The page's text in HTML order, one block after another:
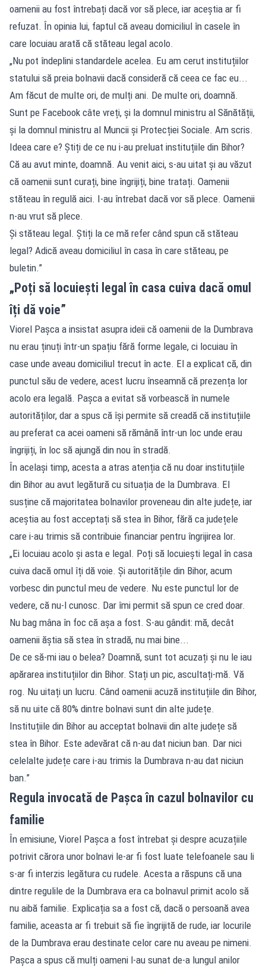
oamenii au fost întrebați dacă vor să plece, iar aceștia ar fi
refuzat. În opinia lui, faptul că aveau domiciliul în casele în
care locuiau arată că stăteau legal acolo.
„Nu pot îndeplini standardele acelea. Eu am cerut instituțiilor
statului să preia bolnavii dacă consideră că ceea ce fac eu...
Am făcut de multe ori, de mulți ani. De multe ori, doamnă.
Sunt pe Facebook câte vreți, și la domnul ministru al Sănătății,
și la domnul ministru al Muncii și Protecției Sociale. Am scris.
Ideea care e? Știți de ce nu i-au preluat instituțiile din Bihor?
Că au avut minte, doamnă. Au venit aici, s-au uitat și au văzut
că oamenii sunt curați, bine îngrijiți, bine tratați. Oamenii
stăteau în regulă aici. I-au întrebat dacă vor să plece. Oamenii
n-au vrut să plece.
Și stăteau legal. Știți la ce mă refer când spun că stăteau
legal? Adică aveau domiciliul în casa în care stăteau, pe
buletin.”
„Poți să locuiești legal în casa cuiva dacă omul
îți dă voie”
Viorel Pașca a insistat asupra ideii că oamenii de la Dumbrava
nu erau ținuți într-un spațiu fără forme legale, ci locuiau în
case unde aveau domiciliul trecut în acte. El a explicat că, din
punctul său de vedere, acest lucru înseamnă că prezența lor
acolo era legală. Pașca a evitat să vorbească în numele
autorităților, dar a spus că își permite să creadă că instituțiile
au preferat ca acei oameni să rămână într-un loc unde erau
îngrijiți, în loc să ajungă din nou în stradă.
În același timp, acesta a atras atenția că nu doar instituțiile
din Bihor au avut legătură cu situația de la Dumbrava. El
susține că majoritatea bolnavilor proveneau din alte județe, iar
aceștia au fost acceptați să stea în Bihor, fără ca județele
care i-au trimis să contribuie financiar pentru îngrijirea lor.
„Ei locuiau acolo și asta e legal. Poți să locuiești legal în casa
cuiva dacă omul îți dă voie. Și autoritățile din Bihor, acum
vorbesc din punctul meu de vedere. Nu este punctul lor de
vedere, că nu-l cunosc. Dar îmi permit să spun ce cred doar.
Nu bag mâna în foc că așa a fost. S-au gândit: mă, decât
oamenii ăștia să stea în stradă, nu mai bine...
De ce să-mi iau o belea? Doamnă, sunt tot acuzați și nu le iau
apărarea instituțiilor din Bihor. Stați un pic, ascultați-mă. Vă
rog. Nu uitați un lucru. Când oamenii acuză instituțiile din Bihor,
să nu uite că 80% dintre bolnavi sunt din alte județe.
Instituțiile din Bihor au acceptat bolnavii din alte județe să
stea în Bihor. Este adevărat că n-au dat niciun ban. Dar nici
celelalte județe care i-au trimis la Dumbrava n-au dat niciun
ban.”
Regula invocată de Pașca în cazul bolnavilor cu
familie
În emisiune, Viorel Pașca a fost întrebat și despre acuzațiile
potrivit cărora unor bolnavi le-ar fi fost luate telefoanele sau li
s-ar fi interzis legătura cu rudele. Acesta a răspuns că una
dintre regulile de la Dumbrava era ca bolnavul primit acolo să
nu aibă familie. Explicația sa a fost că, dacă o persoană avea
familie, aceasta ar fi trebuit să fie îngrijită de rude, iar locurile
de la Dumbrava erau destinate celor care nu aveau pe nimeni.
Pașca a spus că mulți oameni l-au sunat de-a lungul anilor